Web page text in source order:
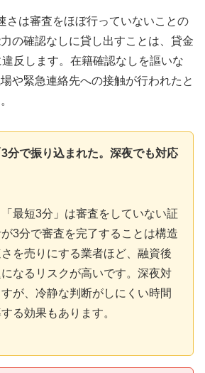
さは審査をほぼ行っていないことの
の確認なしに貸し出すことは、貸金
反します。在籍確認なしを謳いな
や緊急連絡先への接触が行われたと
3分で振り込まれた。深夜でも対応
「最短3分」は審査をしていない証
3分で審査を完了することは構造
さを売りにする業者ほど、融資後
なるリスクが高いです。深夜対
が、冷静な判断がしにくい時間
る効果もあります。